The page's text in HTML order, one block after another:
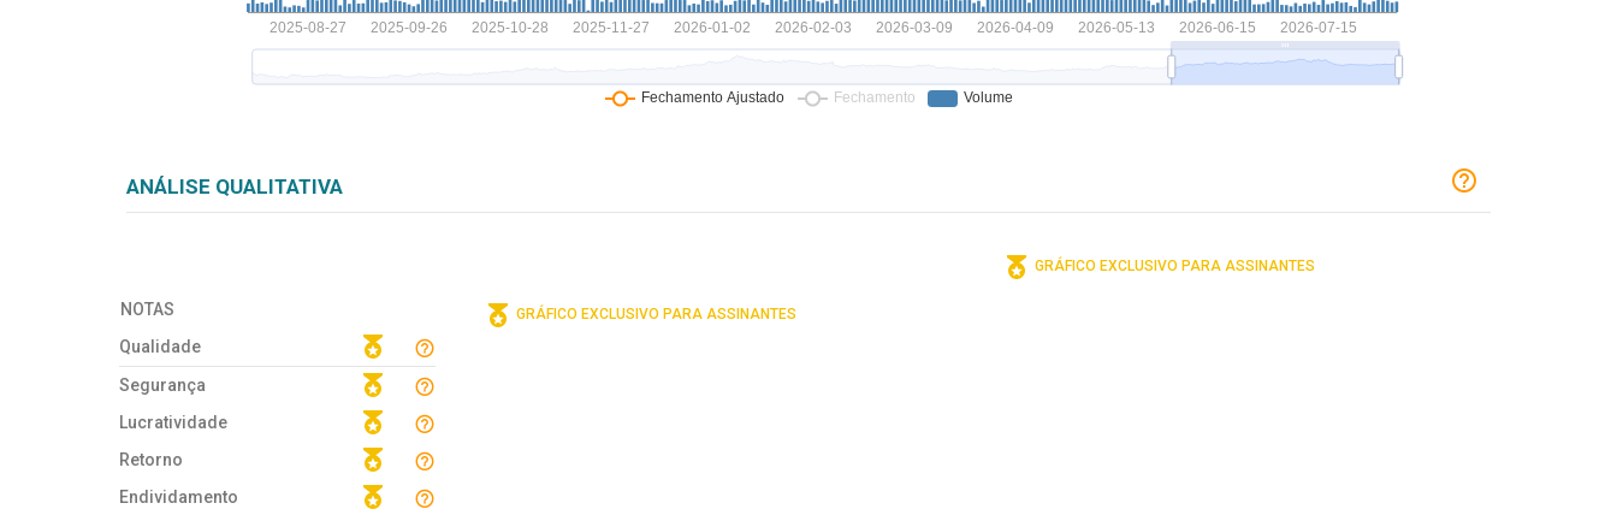
ANÁLISE QUALITATIVA
NOTAS
Qualidade
Segurança
Lucratividade
Retorno
Endividamento
GRÁFICO EXCLUSIVO PARA ASSINANTES
GRÁFICO EXCLUSIVO PARA ASSINANTES